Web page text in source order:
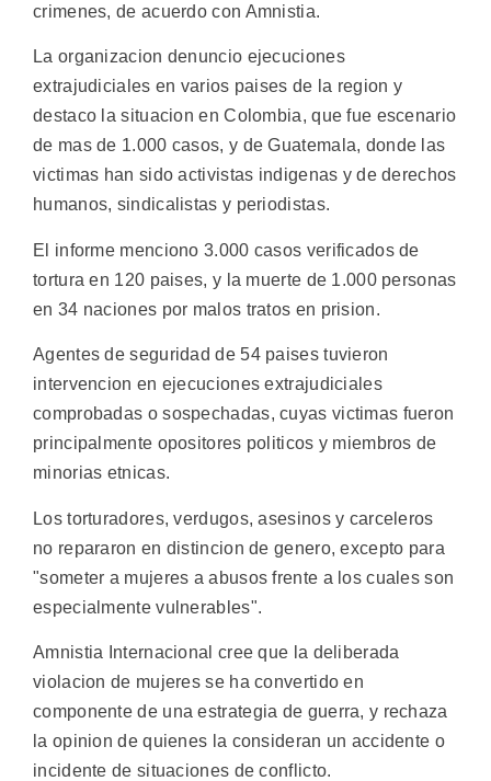
crimenes, de acuerdo con Amnistia.
La organizacion denuncio ejecuciones
extrajudiciales en varios paises de la region y
destaco la situacion en Colombia, que fue escenario
de mas de 1.000 casos, y de Guatemala, donde las
victimas han sido activistas indigenas y de derechos
humanos, sindicalistas y periodistas.
El informe menciono 3.000 casos verificados de
tortura en 120 paises, y la muerte de 1.000 personas
en 34 naciones por malos tratos en prision.
Agentes de seguridad de 54 paises tuvieron
intervencion en ejecuciones extrajudiciales
comprobadas o sospechadas, cuyas victimas fueron
principalmente opositores politicos y miembros de
minorias etnicas.
Los torturadores, verdugos, asesinos y carceleros
no repararon en distincion de genero, excepto para
"someter a mujeres a abusos frente a los cuales son
especialmente vulnerables".
Amnistia Internacional cree que la deliberada
violacion de mujeres se ha convertido en
componente de una estrategia de guerra, y rechaza
la opinion de quienes la consideran un accidente o
incidente de situaciones de conflicto.